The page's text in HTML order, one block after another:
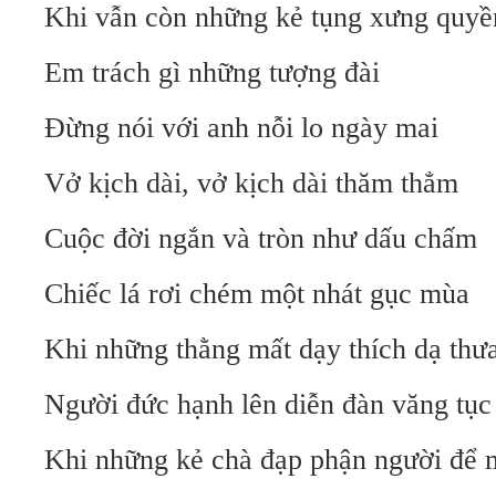
Khi vẫn còn những kẻ tụng xưng
Em trách gì những tượng đài
Đừng nói với anh nỗi lo ngày mai
Vở kịch dài, vở kịch dài thăm thẳm
Cuộc đời ngắn và tròn như dấu chấm
Chiếc lá rơi chém một nhát gục mùa
Khi những thằng mất dạy thích dạ
Người đức hạnh lên diễn đàn văng tục
Khi những kẻ chà đạp phận người để